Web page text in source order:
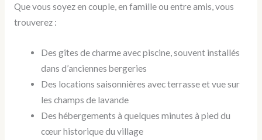
Que vous soyez en couple, en famille ou entre amis, vous
trouverez :
Des gîtes de charme avec piscine, souvent installés
dans d’anciennes bergeries
Des locations saisonnières avec terrasse et vue sur
les champs de lavande
Des hébergements à quelques minutes à pied du
cœur historique du village